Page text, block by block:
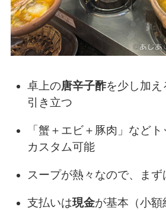
卓上の唐辛子酢を少し加え
引き立つ
「蟹＋エビ＋豚肉」など
カスタム可能
スープが熱々なので、ま
支払いは現金が基本（小額